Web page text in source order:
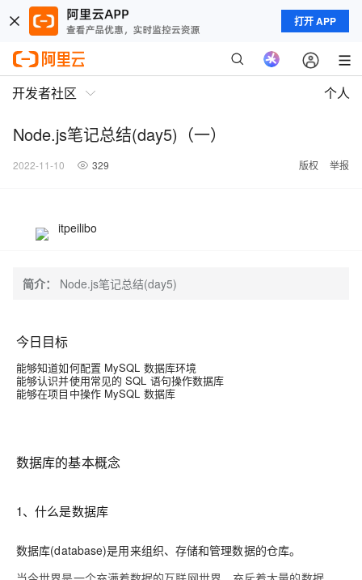
打开 APP
开发者社区 个人
Node.js笔记总结(day5)（一）
2022-11-10 329 版权 举报
itpeilibo
简介： Node.js笔记总结(day5)
今日目标
能够知道如何配置 MySQL 数据库环境
能够认识并使用常见的 SQL 语句操作数据库
能够在项目中操作 MySQL 数据库
数据库的基本概念
1、什么是数据库
数据库(database)是用来组织、存储和管理数据的仓库。